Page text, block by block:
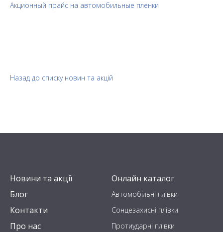
Акционный прайс на автомобильные пленки
Назад до списку новин та акцій
Новини та акції
Блог
Контакти
Про нас
Онлайн каталог
Автомобільні плівки
Сонцезахисні плівки
Протиударні плівки